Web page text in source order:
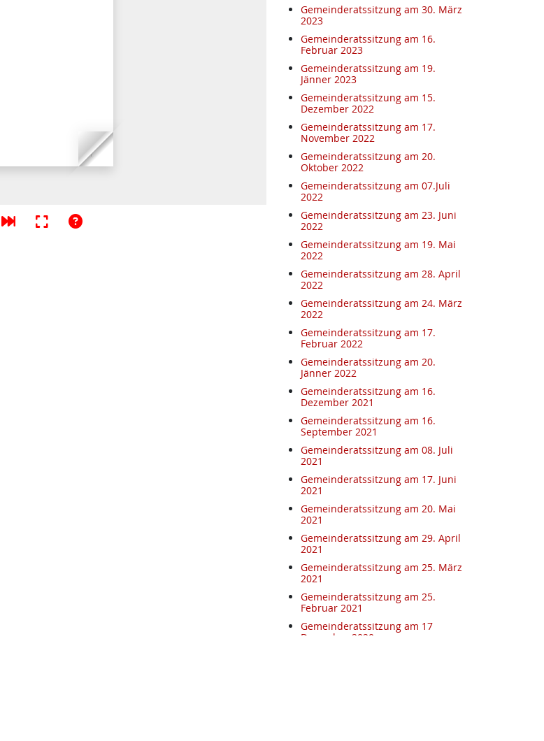
Gemeinderatssitzung am 30. März
2023
Gemeinderatssitzung am 16.
Februar 2023
Gemeinderatssitzung am 19.
Jänner 2023
Gemeinderatssitzung am 15.
Dezember 2022
Gemeinderatssitzung am 17.
November 2022
Gemeinderatssitzung am 20.
Oktober 2022
Gemeinderatssitzung am 07.Juli
2022
Gemeinderatssitzung am 23. Juni
2022
Gemeinderatssitzung am 19. Mai
2022
Gemeinderatssitzung am 28. April
2022
Gemeinderatssitzung am 24. März
2022
Gemeinderatssitzung am 17.
Februar 2022
Gemeinderatssitzung am 20.
Jänner 2022
Gemeinderatssitzung am 16.
Dezember 2021
Gemeinderatssitzung am 16.
September 2021
Gemeinderatssitzung am 08. Juli
2021
Gemeinderatssitzung am 17. Juni
2021
Gemeinderatssitzung am 20. Mai
2021
Gemeinderatssitzung am 29. April
2021
Gemeinderatssitzung am 25. März
2021
Gemeinderatssitzung am 25.
Februar 2021
Gemeinderatssitzung am 17
Dezember 2020